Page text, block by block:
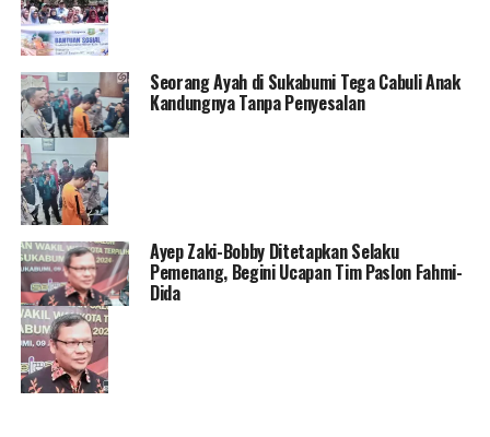
Seorang Ayah di Sukabumi Tega Cabuli Anak
Kandungnya Tanpa Penyesalan
Ayep Zaki-Bobby Ditetapkan Selaku
Pemenang, Begini Ucapan Tim Paslon Fahmi-
Dida